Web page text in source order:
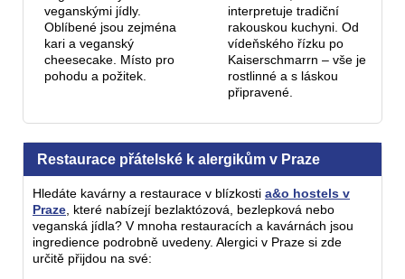
veganskými jídly.
Oblíbené jsou zejména
kari a veganský
cheesecake. Místo pro
pohodu a požitek.
interpretuje tradiční
rakouskou kuchyni. Od
vídeňského řízku po
Kaiserschmarrn – vše je
rostlinné a s láskou
připravené.
Restaurace přátelské k alergikům v Praze
Hledáte kavárny a restaurace v blízkosti a&o hostels v
Praze , které nabízejí bezlaktózová, bezlepková nebo
veganská jídla? V mnoha restauracích a kavárnách jsou
ingredience podrobně uvedeny. Alergici v Praze si zde
určitě přijdou na své: